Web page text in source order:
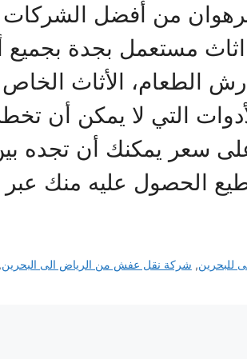
من أفضل
مستعمل بجدة بجميع
الطعام، الأثاث الخاص
التي لا يمكن أن
سعر يمكنك أن
الحصول عليه منك عبر
للبحرين, شركة نقل عفش من الرياض الى البحرين,